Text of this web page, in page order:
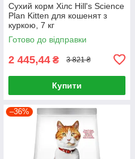
Сухий корм Хілс Hill's Science
Plan Kitten для кошенят з
куркою, 7 кг
Готово до відправки
2 445,44 ₴ 3 821 ₴
Купити
–36%